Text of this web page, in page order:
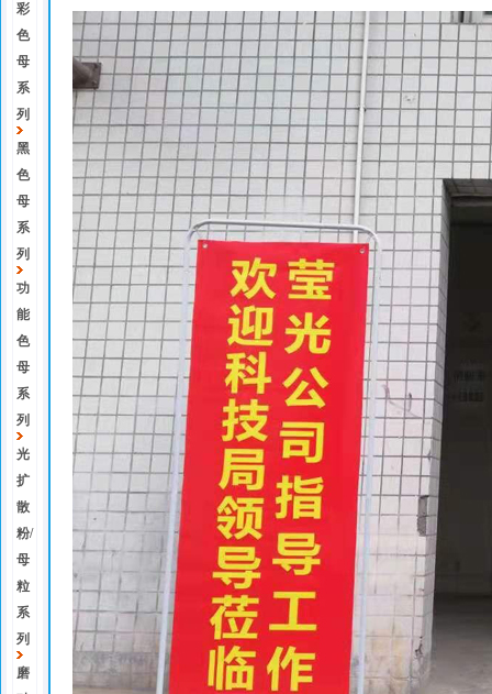
彩
色
母
系
列
黑
色
母
系
列
功
能
色
母
系
列
光
扩
散
粉/
母
粒
系
列
磨